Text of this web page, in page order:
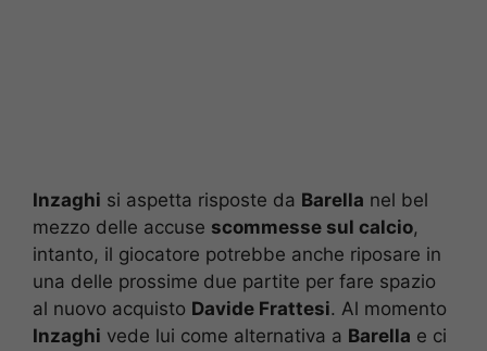
Inzaghi si aspetta risposte da Barella nel bel
mezzo delle accuse scommesse sul calcio,
intanto, il giocatore potrebbe anche riposare in
una delle prossime due partite per fare spazio
al nuovo acquisto Davide Frattesi. Al momento
Inzaghi vede lui come alternativa a Barella e ci